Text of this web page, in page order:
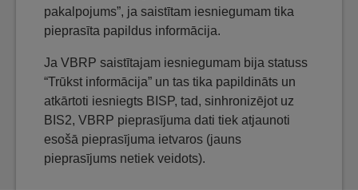
pakalpojums”, ja saistītam iesniegumam tika
pieprasīta papildus informācija.
Ja VBRP saistītajam iesniegumam bija statuss
“Trūkst informācija” un tas tika papildināts un
atkārtoti iesniegts BISP, tad, sinhronizējot uz
BIS2, VBRP pieprasījuma dati tiek atjaunoti
esošā pieprasījuma ietvaros (jauns
pieprasījums netiek veidots).